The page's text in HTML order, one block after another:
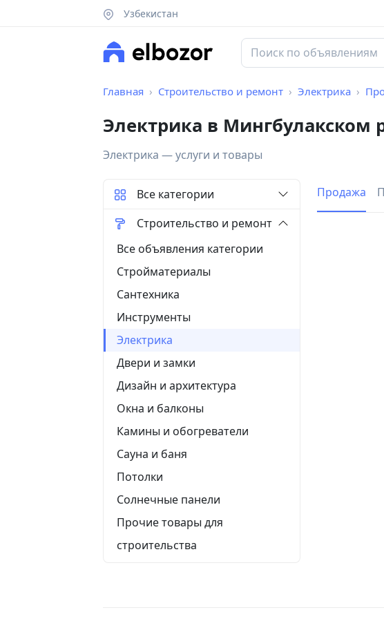
Узбекистан
Главная Строительство и ремонт Электрика
Электрика в Мингбулакском
Электрика — услуги и товары
Продажа
Все категории
Строительство и ремонт
Все объявления категории
Стройматериалы
Сантехника
Инструменты
Электрика
Двери и замки
Дизайн и архитектура
Окна и балконы
Камины и обогреватели
Сауна и баня
Потолки
Солнечные панели
Прочие товары для
строительства